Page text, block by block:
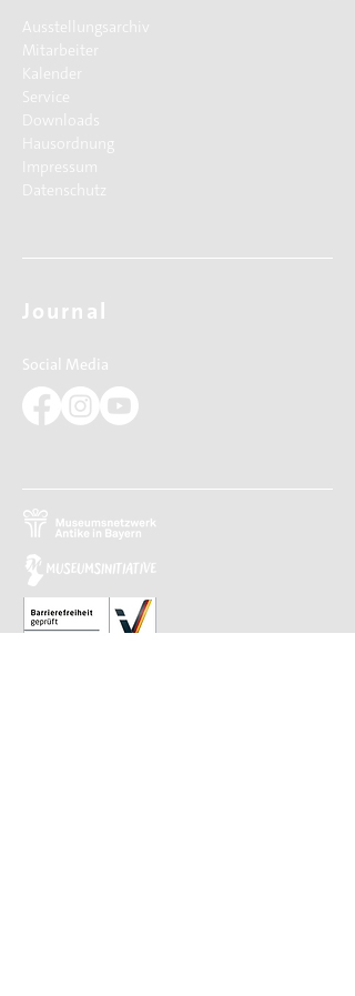
Ausstellungsarchiv
Mitarbeiter
Kalender
Service
Downloads
Hausordnung
Impressum
Datenschutz
Journal
Social Media